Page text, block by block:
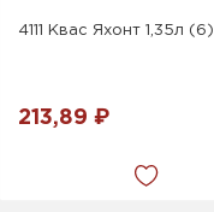
4111 Квас Яхонт 1,35л (6)
213,89 ₽